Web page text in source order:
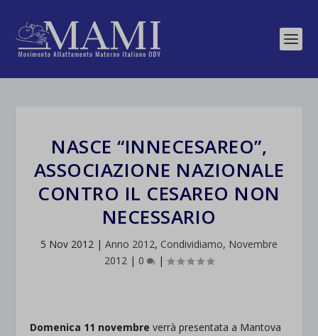
NASCE “INNECESAREO”,
ASSOCIAZIONE NAZIONALE
CONTRO IL CESAREO NON
NECESSARIO
5 Nov 2012 | Anno 2012, Condividiamo, Novembre
2012 | 0 |
Domenica 11 novembre verrà presentata a Mantova